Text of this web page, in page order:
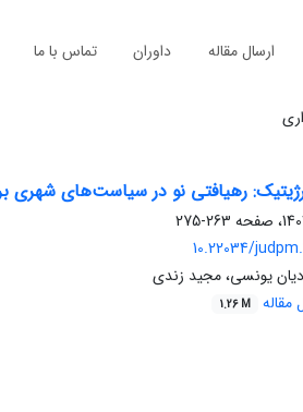
ارسال مقاله داوران تماس با ما
رهیافتی نو در سیاست‌های
263-275
10.22034/
یونسی، مجید زندی
مقاله 1.26 M